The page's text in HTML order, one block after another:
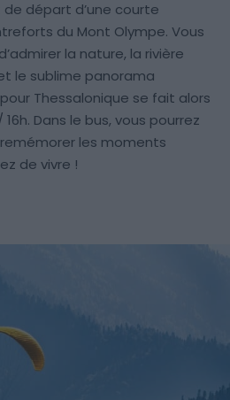
départ d’une courte
du Mont Olympe. Vous
la nature, la rivière
le sublime panorama
Thessalonique se fait alors
Dans le bus, vous pourrez
les moments
de vivre !